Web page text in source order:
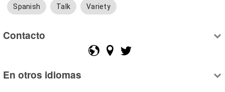
Spanish Talk Variety
Contacto
En otros idiomas